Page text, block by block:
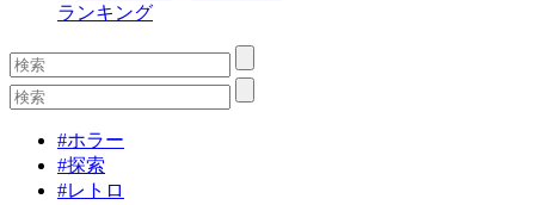
ランキング
#ホラー
#探索
#レトロ